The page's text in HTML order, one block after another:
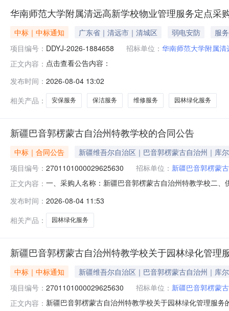
华南师范大学附属清远高新学校物业管理服务定点采
中标｜中标通知 广东省｜清远市｜清城区 弱电安防
服务
项目编号： DDYJ-2026-1884658 招标单位： 华南师范大学附属清
正文内容： 点击查看公告内容：
发布时间： 2026-08-04 13:02
相关产品：
安保服务 保洁服务 维修服务 园林绿化服务
新疆巴音郭楞蒙古自治州特教学校的合同公告
中标｜合同公告
新疆维吾尔自治区｜巴音郭楞蒙古自治州｜库
项目编号： 2701101000029625630 招标单位： 新疆巴音郭楞蒙
正文内容： 一、采购人名称：新疆巴音郭楞蒙古自治州特教学校二
附件次1.0080973.4480973.44服务要求或标的基本概况
发布时间： 2026-08-04 11:53
相关产品：
园林绿化服务
新疆巴音郭楞蒙古自治州特教学校关于园林绿化管理
中标｜中标通知
新疆维吾尔自治区｜巴音郭楞蒙古自治州｜库
项目编号： 2701101000029625630 招标单位： 新疆巴音郭楞蒙
正文内容： 新疆巴音郭楞蒙古自治州特教学校关于园林绿化管理服